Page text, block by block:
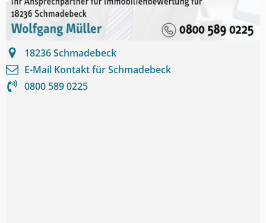
18236Schmadebeck
E-Mail Kontakt fürSchmadebeck
0800 589 0225